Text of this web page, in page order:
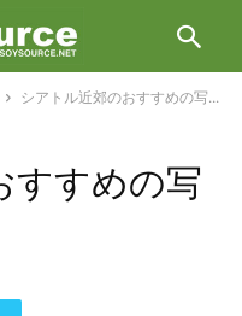
シアトル近郊のおすすめの写...
すすめの写